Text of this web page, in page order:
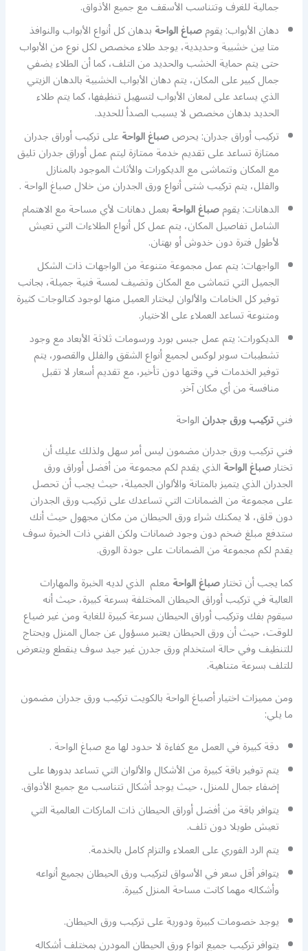
جمالية للغرف وتتناسب الأسقف مع جميع الأذواق.
دهان الأبواب: يقومصباغ الواحةبدهان كل أنواع الأبواب والنوافذ
متا بين خشبية وحديدية، يوجد طلاء مخصص لكل نوع من الأبواب
حتى يتم حماية الخشب والحديد من التلف، كما أن الطلاء يضفي
جمال كبير على المكان، يتم دهان الأبواب الخشبية بالدهان الزيتي
الذي يساعد على لمعان الأبواب لتسهيل تنظيفها، كما يتم طلاء
الحديد بدهان مخصص لا يسبب الصدأ للحديد.
تركيب أوراق جدران: يحرصصباغ الواحةعلى تركيب أوراق جدران
ممتازة تساعد على تقديم خدمة ممتازة ليتم عمل أوراق جدران تليق
مع المكان وتتماشى مع الديكورات والأثاث الموجود بالمنازل
والفلل، يتم تركيب شتى أنواع ورق الجدران من خلال صباغ الواحة .
الدهانات: يقومصباغ الواحةبعمل دهانات لأي مساحة مع الاهتمام
الشامل تفاصيل المكان، يتم عمل كل أنواع الطلاءات التي تعيش
لأطول فترة دون خدوش أو بهتان.
الواجهات: يتم عمل مجموعة متنوعة من الواجهات ذات الشكل
الجميل التي تتماشى مع المكان وتضيف لمسة فنية جميلة، بجانب
توفير كل الخامات والألوان ليختار العميل منها لوجود كتالوجات كثيرة
ومتنوعة تساعد العملاء على الاختيار.
الديكورات: يتم عمل جبس بورد ورسومات ثلاثة الأبعاد مع وجود
تشطيبات سوبر لوكس لجميع أنواع الشقق والفلل والقصور، يتم
توفير الخدمات في وقتها دون تأخير، مع تقديم أسعار لا تقبل
منافسة من أي مكان آخر.
فنيتركيب ورق جدرانالواحة
فني تركيب ورق جدران مضمون ليس أمر سهل ولذلك عليك أن
تختارصباغ الواحةالذي يقدم لكم مجموعة من أفضل أوراق ورق
الجدران الذي يتميز بالمتانة والألوان الجميلة، حيث يجب أن تحصل
على مجموعة من الضمانات التي تساعدك على تركيب ورق الجدران
دون قلق، لا يمكنك شراء ورق الحيطان من مكان مجهول حيث أنك
ستدفع مبلغ ضخم دون وجود ضمانات ولكن الفني ذات الخبرة سوف
يقدم لكم مجموعة من الضمانات على جودة الورق.
كما يجب أن تختارصباغ الواحةمعلم الذي لديه الخبرة والمهارات
العالية في تركيب أوراق الحيطان المختلفة بسرعة كبيرة، حيث أنه
سيقوم بفك وتركيب أوراق الحيطان بسرعة كبيرة للغاية ومن غير ضياع
للوقت، حيث أن ورق الحيطان يعتبر مسؤول عن جمال المنزل ويحتاج
للتنظيف وفي حالة استخدام ورق جدرن غير جيد سوف ينقطع ويتعرض
للتلف بسرعة متناهية.
ومن مميزات اختيار أصباغ الواحة بالكويت تركيب ورق جدران مضمون
ما يلي:
دقة كبيرة في العمل مع كفاءة لا حدود لها مع صباغ الواحة .
يتم توفير باقة كبيرة من الأشكال والألوان التي تساعد بدورها على
إضفاء جمال للمنزل، حيث يوجد أشكال تتناسب مع جميع الأذواق.
يتوافر باقة من أفضل أوراق الحيطان ذات الماركات العالمية التي
تعيش طويلا دون تلف.
يتم الرد الفوري على العملاء والتزام كامل بالخدمة.
يتوافر أقل سعر في الأسواق لتركيب ورق الحيطان بجميع أنواعه
وأشكاله مهما كانت مساحة المنزل كبيرة.
يوجد خصومات كبيرة ودورية على تركيب ورق الحيطان.
يتوافر تركيب جميع انواع ورق الحيطان المودرن بمختلف أشكاله